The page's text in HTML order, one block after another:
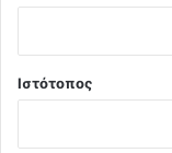
Ιστότοπος